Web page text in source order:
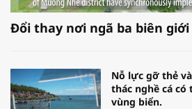
Đổi thay nơi ngã ba biên
Nỗ lực gỡ thẻ
thác nghề cá có
vùng biển.